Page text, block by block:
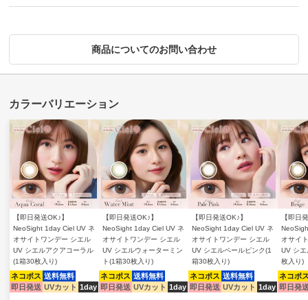
商品についてのお問い合わせ
【即日発送OK♪】
NeoSight 1day Ciel UV ネ
オサイトワンデー シエル
UV シエルアクアコーラル
(1箱30枚入り)
ネコポス 送料無料
即日発送 UVカット 1day
【即日発送OK♪】
NeoSight 1day Ciel UV ネ
オサイトワンデー シエル
UV シエルウォーターミン
ト(1箱30枚入り)
ネコポス 送料無料
即日発送 UVカット 1day
【即日発送OK♪】
NeoSight 1day Ciel UV ネ
オサイトワンデー シエル
UV シエルペールピンク(1
箱30枚入り)
ネコポス 送料無料
即日発送 UVカット 1day
【即日
オサイ
UV シ
枚入り)
ネコポ
即日発